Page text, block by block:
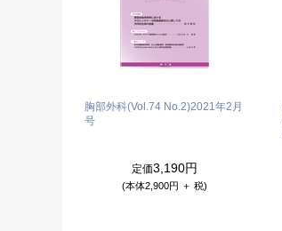
胸部外科(Vol.74 No.2)2021年2月
号
定価3,190円
(本体2,900円 ＋ 税)